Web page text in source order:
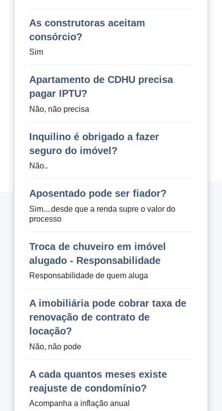
As construtoras aceitam
consórcio?
Sim
Apartamento de CDHU precisa
pagar IPTU?
Não, não precisa
Inquilino é obrigado a fazer
seguro do imóvel?
Não..
Aposentado pode ser fiador?
Sim....desde que a renda supre o valor do
processo
Troca de chuveiro em imóvel
alugado - Responsabilidade
Responsabilidade de quem aluga
A imobiliária pode cobrar taxa de
renovação de contrato de
locação?
Não, não pode
A cada quantos meses existe
reajuste de condomínio?
Acompanha a inflação anual